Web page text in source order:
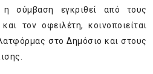
σύμβαση εγκριθεί από τους
τον οφειλέτη, κοινοποιείται
στο Δημόσιο και στους